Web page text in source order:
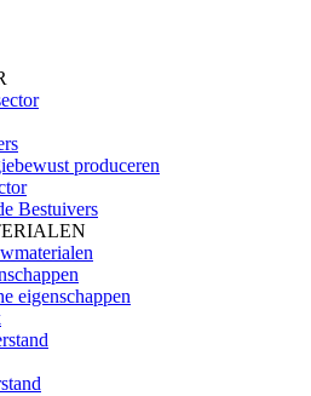
produceren
Bestuivers
eigenschappen